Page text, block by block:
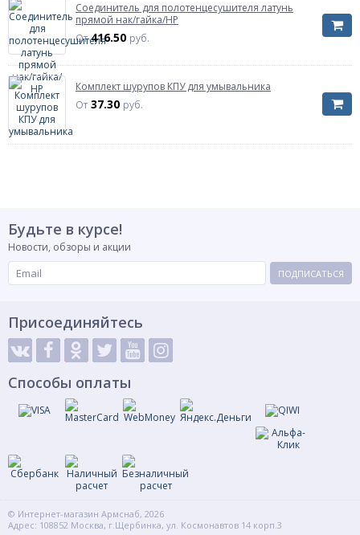
Соединитель для полотенцесушителя латунь
прямой нак/гайка/НР
От416.50 руб.
Комплект шурупов КПУ для умывальника
От 37.30 руб.
Будьте в курсе!
Новости, обзоры и акции
ПОДПИСАТЬСЯ
Присоединяйтесь
Способы оплаты
© Интернет-магазин Армснаб, 2026
Адрес: 108852 Москва, г.Щербинка, ул. Космонавтов 14 корп.3